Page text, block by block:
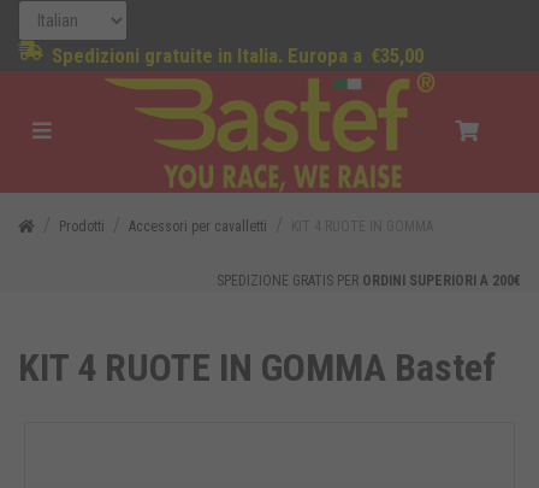
Spedizioni gratuite in Italia. Europa a €35,00
Prodotti Accessori per cavalletti
SPEDIZIONE GRATIS PER ORDINI SUPERIORI A 200€
KIT 4 RUOTE IN GOMMA Bastef